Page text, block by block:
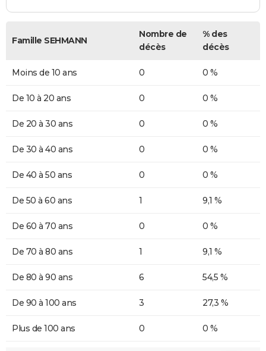
Famille SEHMANN
Nombre de
décès
% des
décès
Moins de 10 ans 0 0 %
De 10 à 20 ans 0 0 %
De 20 à 30 ans 0 0 %
De 30 à 40 ans 0 0 %
De 40 à 50 ans 0 0 %
De 50 à 60 ans 1 9,1 %
De 60 à 70 ans 0 0 %
De 70 à 80 ans 1 9,1 %
De 80 à 90 ans 6 54,5 %
De 90 à 100 ans 3 27,3 %
Plus de 100 ans 0 0 %